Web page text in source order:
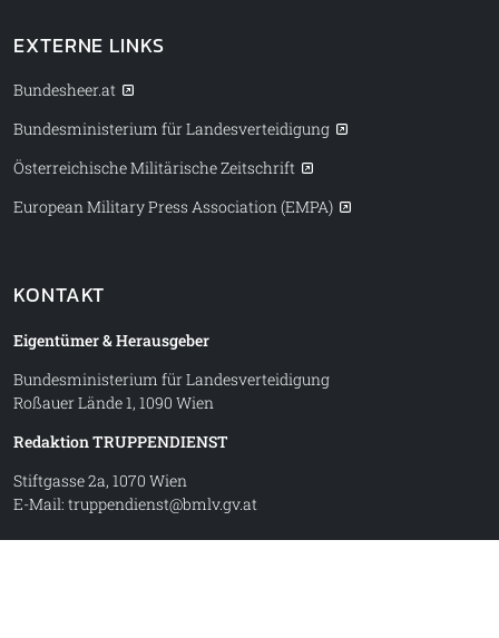
EXTERNE LINKS
Bundesheer.at
Bundesministerium für Landesverteidigung
Österreichische Militärische Zeitschrift
European Military Press Association (EMPA)
KONTAKT
Eigentümer & Herausgeber
Bundesministerium für Landesverteidigung
Roßauer Lände 1, 1090 Wien
Redaktion TRUPPENDIENST
Stiftgasse 2a, 1070 Wien
E-Mail: truppendienst@bmlv.gv.at